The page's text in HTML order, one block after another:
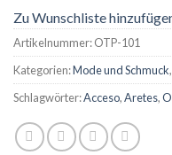
Zu Wunschliste
Artikelnummer:OTP-101
Kategorien:Mode und Schmuck,
Schlagwörter:Acceso,Aretes,